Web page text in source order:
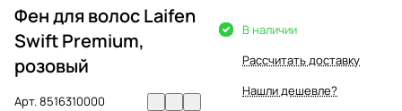
Фен для волос Laifen
Swift Premium,
розовый
Арт.8516310000
В наличии
Рассчитать доставку
Нашли дешевле?